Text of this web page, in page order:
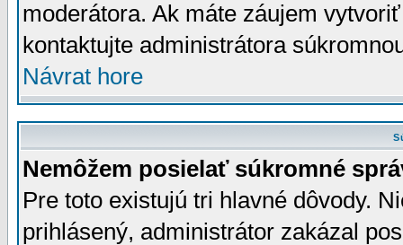
moderátora. Ak máte záujem
kontaktujte administrátora
Návrat hore
Nemôžem posielať súkromné
Pre toto existujú tri hlavné dôvody.
prihlásený, administrátor zakázal